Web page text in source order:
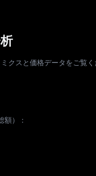
スと価格データをご覧く
額）：